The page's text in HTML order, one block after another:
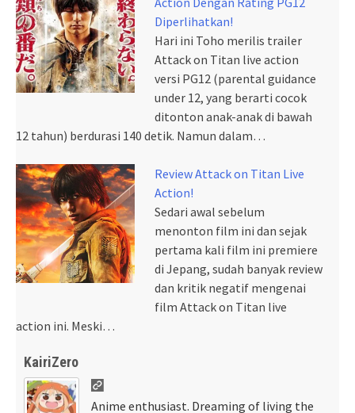
Diperlihatkan!
Hari ini Toho merilis trailer
Attack on Titan live action
versi PG12 (parental guidance
under 12, yang berarti cocok
ditonton anak-anak di bawah
12 tahun) berdurasi 140 detik. Namun dalam…
Review Attack on Titan Live
Action!
Sedari awal sebelum
menonton film ini dan sejak
pertama kali film ini premiere
di Jepang, sudah banyak review
dan kritik negatif mengenai
film Attack on Titan live
action ini. Meski…
KairiZero
Anime enthusiast. Dreaming of living the